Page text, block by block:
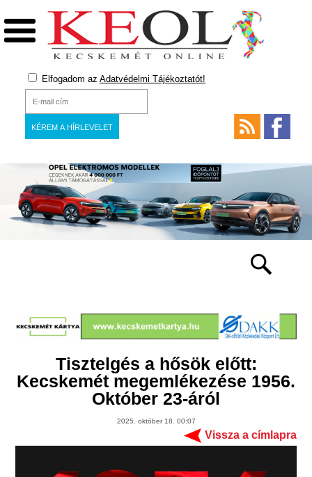
Elfogadom az Adatvédelmi Tájékoztatót!
Tisztelgés a hősök előtt:
Kecskemét megemlékezése 1956.
Október 23-áról
2025. október 18. 00:07
Vissza a címlapra